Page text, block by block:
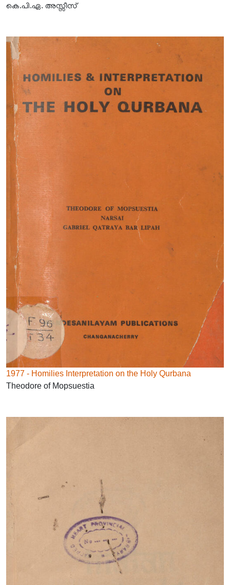
കെ.പി.ഏ. അസ്സീസ്
1977 - Homilies Interpretation on the Holy Qurbana
Theodore of Mopsuestia